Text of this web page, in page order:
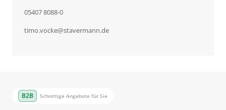
05407 8088-0
timo.vocke@stavermann.de
Schnittige Angebote für Sie